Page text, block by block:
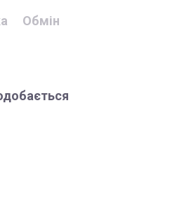
Обмін
замовлення), він також